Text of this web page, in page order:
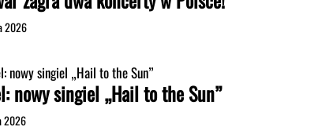
2026
nowy singiel „Hail to the Sun”
2026